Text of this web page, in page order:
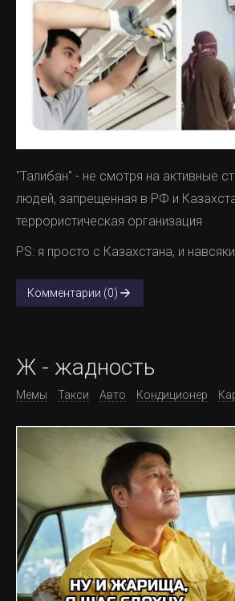
"Талибан" - не смотря на активные
людей, запрещенная в РФ и
террористическая организация
PS: я просто с Казахстана, и
Комментарии (0)
Ж - жадность
Мемы Такси Авто Кондиционер